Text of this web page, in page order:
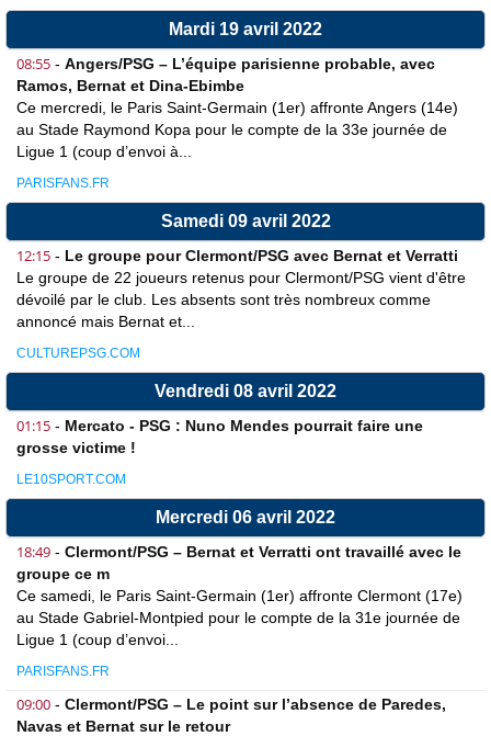
Mardi 19 avril 2022
08:55 - Angers/PSG – L’équipe parisienne probable, avec
Ramos, Bernat et Dina-Ebimbe
Ce mercredi, le Paris Saint-Germain (1er) affronte Angers (14e)
au Stade Raymond Kopa pour le compte de la 33e journée de
Ligue 1 (coup d’envoi à...
PARISFANS.FR
Samedi 09 avril 2022
12:15 - Le groupe pour Clermont/PSG avec Bernat et Verratti
Le groupe de 22 joueurs retenus pour Clermont/PSG vient d'être
dévoilé par le club. Les absents sont très nombreux comme
annoncé mais Bernat et...
CULTUREPSG.COM
Vendredi 08 avril 2022
01:15 - Mercato - PSG : Nuno Mendes pourrait faire une
grosse victime !
LE10SPORT.COM
Mercredi 06 avril 2022
18:49 - Clermont/PSG – Bernat et Verratti ont travaillé avec le
groupe ce m
Ce samedi, le Paris Saint-Germain (1er) affronte Clermont (17e)
au Stade Gabriel-Montpied pour le compte de la 31e journée de
Ligue 1 (coup d’envoi...
PARISFANS.FR
09:00 - Clermont/PSG – Le point sur l’absence de Paredes,
Navas et Bernat sur le retour